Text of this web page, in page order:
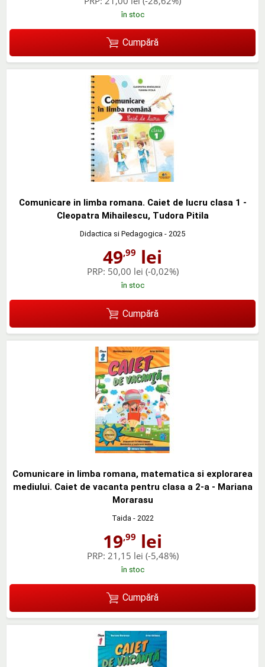
în stoc
Cumpără
Comunicare in limba romana. Caiet de lucru clasa 1 -
Cleopatra Mihailescu, Tudora Pitila
Didactica si Pedagogica - 2025
49,99 lei
PRP: 50,00 lei (-0,02%)
în stoc
Cumpără
Comunicare in limba romana, matematica si explorarea
mediului. Caiet de vacanta pentru clasa a 2-a - Mariana
Morarasu
Taida- 2022
19,99 lei
PRP: 21,15 lei (-5,48%)
în stoc
Cumpără